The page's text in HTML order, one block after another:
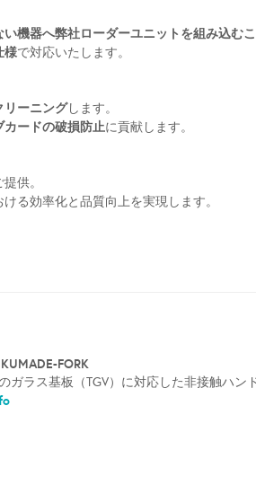
機器へ弊社ローダーユニットを組み込む
様で対応いたします。
リーニングします。
カードの破損防止に貢献します。
供。
る効率化と品質向上を実現します。
FORK
ガラス基板（TGV）に対応した非接触ハン